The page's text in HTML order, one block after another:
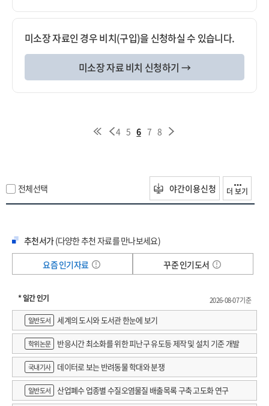
미소장 자료인 경우 비치(구입)을 신청하실 수 있습니다.
미소장 자료 비치 신청하기 →
4 5 6 7 8
전체선택 야간이용신청 더 보기
추천서가(다양한 추천 자료를 만나보세요)
요즘 인기자료
꾸준 인기도서
* 일간 인기
2026-08-07 기준
일반도서
세계의 도시와 도서관 한눈에 보기
학위논문 반응시간 최소화를 위한 피난구 유도등 제작 및 설치 기준 개발
국내기사 데이터로 보는 반려동물 학대와 분쟁
일반도서 산업폐수 업종별 수질오염물질 배출목록 구축 고도화 연구